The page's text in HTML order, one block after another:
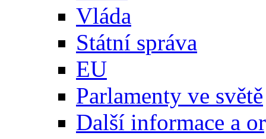
Vláda
Státní správa
EU
Parlamenty ve světě
Další informace a